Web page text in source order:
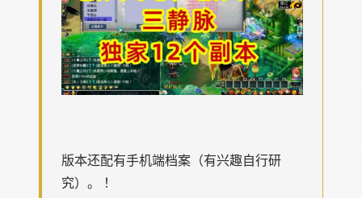
版本还配有手机端档案（有兴趣自行研
究）。 ！